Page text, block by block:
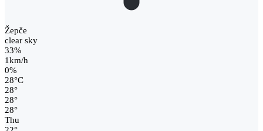
Žepče
clear sky
33%
1km/h
0%
28°C
28°
28°
28°
Thu